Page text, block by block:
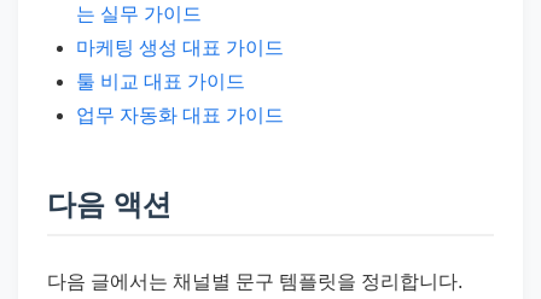
는 실무 가이드
마케팅 생성 대표 가이드
툴 비교 대표 가이드
업무 자동화 대표 가이드
다음 액션
다음 글에서는 채널별 문구 템플릿을 정리합니다.